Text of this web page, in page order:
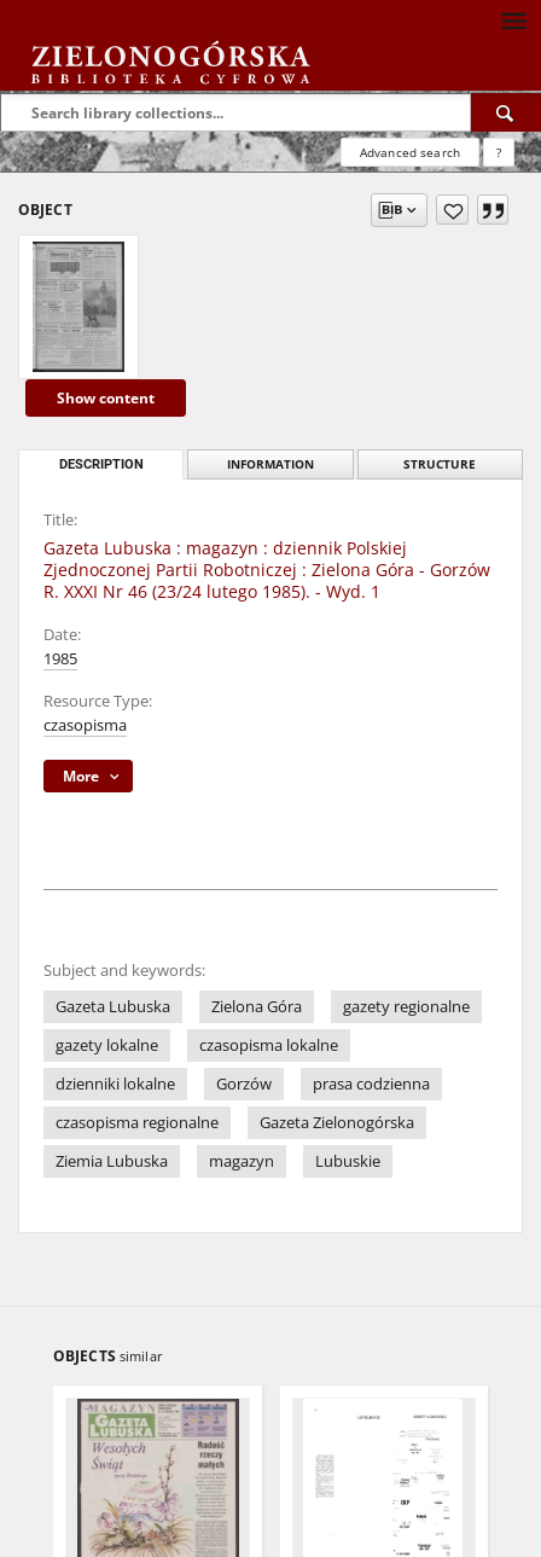
Advanced search ?
OBJECT
Show content
DESCRIPTION INFORMATION STRUCTURE
Title:
Gazeta Lubuska : magazyn : dziennik Polskiej
Zjednoczonej Partii Robotniczej : Zielona Góra - Gorzów
R. XXXI Nr 46 (23/24 lutego 1985). - Wyd. 1
Date:
1985
Resource Type:
czasopisma
More
Subject and keywords:
Gazeta Lubuska
Zielona Góra
gazety regionalne
gazety lokalne
czasopisma lokalne
dzienniki lokalne
Gorzów
prasa codzienna
czasopisma regionalne
Gazeta Zielonogórska
Ziemia Lubuska
magazyn Lubuskie
OBJECTS similar